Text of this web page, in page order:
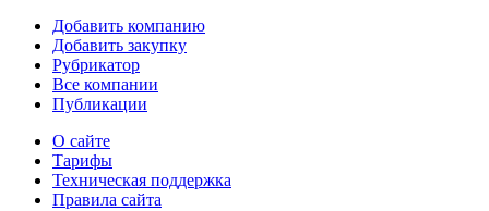
Добавить компанию
Добавить закупку
Рубрикатор
Все компании
Публикации
О сайте
Тарифы
Техническая поддержка
Правила сайта